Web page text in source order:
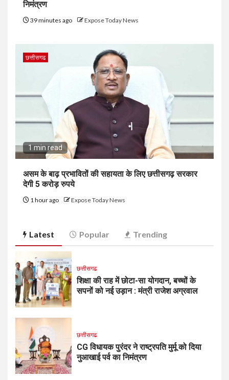
निमंत्रण
39 minutes ago Expose Today News
छत्तीसगढ
1 min read
असम के बाढ़ प्रभावितों की सहायता के लिए छत्तीसगढ़ सरकार
देगी 5 करोड़ रुपये
1 hour ago Expose Today News
Latest Popular Trending
छत्तीसगढ
शिक्षा की राह में छोटा-सा योगदान, बच्चों के
सपनों को नई उड़ान : मंत्री राजेश अग्रवाल
छत्तीसगढ
CG विधायक पुरंदर ने राष्ट्रपति मुर्मू को दिया
नुआखाई पर्व का निमंत्रण